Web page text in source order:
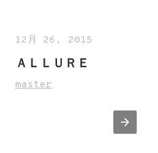
12月 26, 2015
ＡＬＬＵＲＥ
master